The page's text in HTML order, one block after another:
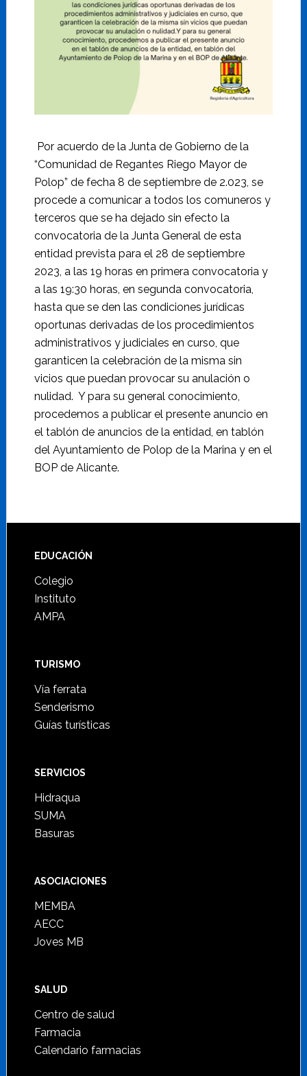
Por acuerdo de la Junta de Gobierno de la
“Comunidad de Regantes Riego Mayor de
Polop” de fecha 8 de septiembre de 2.023, se
procede a comunicar a todos los comuneros y
terceros que se ha dejado sin efecto la
convocatoria de la Junta General de esta
entidad prevista para el 28 de septiembre
2023, a las 19 horas en primera convocatoria y
a las 19:30 horas, en segunda convocatoria,
hasta que se den las condiciones jurídicas
oportunas derivadas de los procedimientos
administrativos y judiciales en curso, que
garanticen la celebración de la misma sin
vicios que puedan provocar su anulación o
nulidad. Y para su general conocimiento,
procedemos a publicar el presente anuncio en
el tablón de anuncios de la entidad, en tablón
del Ayuntamiento de Polop de la Marina y en el
BOP de Alicante.
Footer
EDUCACIÓN
Colegio
Instituto
AMPA
TURISMO
Vía ferrata
Senderismo
Guías turísticas
SERVICIOS
Hidraqua
SUMA
Basuras
ASOCIACIONES
MEMBA
AECC
Joves MB
SALUD
Centro de salud
Farmacia
Calendario farmacias